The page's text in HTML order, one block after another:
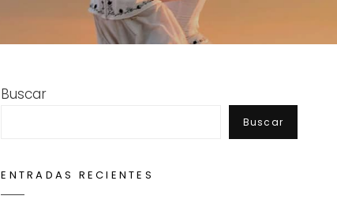
Buscar
Buscar
ENTRADAS RECIENTES